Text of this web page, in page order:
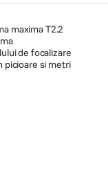
maxima T2.2
de focalizare
picioare si metri